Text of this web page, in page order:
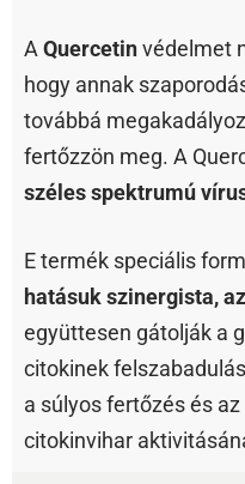
AQuercetinvédelmet
hogy annak
továbbá
fertőzzön meg. A
széles spektrumú
E termék speciális
hatásuk szinergista,
együttesen gátolják a
citokinek
a súlyos fertőzés és
citokinvihar